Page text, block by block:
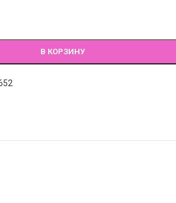
В КОРЗИНУ